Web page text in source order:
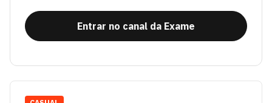
Entrar no canal da Exame